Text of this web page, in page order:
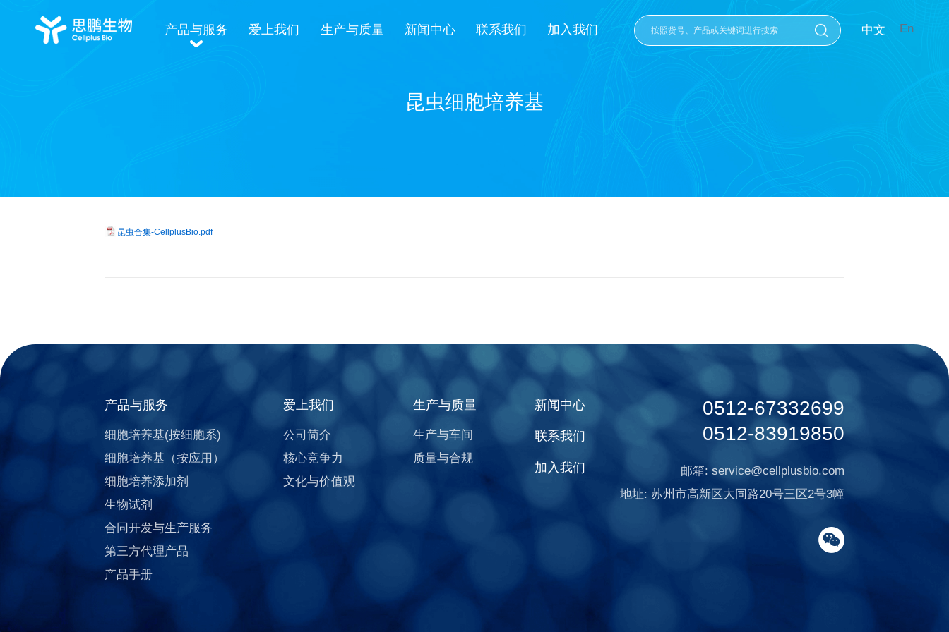
产品与服务 爱上我们 生产与质量 新闻中心 联系我们 加入我们 中文 En
昆虫细胞培养基
昆虫合集-CellplusBio.pdf
产品与服务
细胞培养基(按细胞系)
细胞培养基（按应用）
细胞培养添加剂
生物试剂
合同开发与生产服务
第三方代理产品
产品手册
爱上我们
公司简介
核心竞争力
文化与价值观
生产与质量
生产与车间
质量与合规
新闻中心
联系我们
加入我们
0512-67332699
0512-83919850
邮箱: service@cellplusbio.com
地址: 苏州市高新区大同路20号三区2号3幢